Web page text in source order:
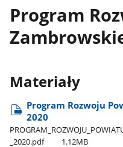
Program
Materiały
Program Rozwoju
2020
_2020.pdf
1.12MB